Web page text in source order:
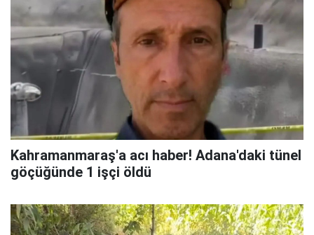
Kahramanmaraş'a acı haber! Adana'daki tünel
göçüğünde 1 işçi öldü